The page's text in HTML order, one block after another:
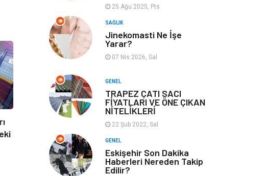
25 Ağu 2025, Pts
SAĞLIK
Jinekomasti Ne İşe
Yarar?
07 Nis 2026, Sal
GENEL
TRAPEZ ÇATI SACI
FİYATLARI VE ÖNE ÇIKAN
NİTELİKLERİ
22 Şub 2022, Sal
GENEL
Eskişehir Son Dakika
Haberleri Nereden Takip
Edilir?